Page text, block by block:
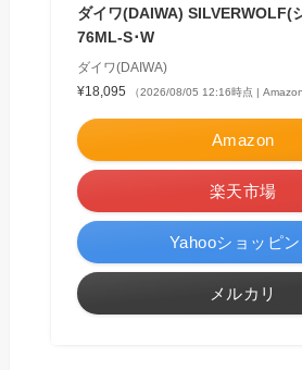
ダイワ(DAIWA) SILVERWOLF(
76ML-S･W
ダイワ(DAIWA)
¥18,095
（2026/08/05 12:16時点 | Amazon
Amazon
楽天市場
Yahooショッピ
メルカリ